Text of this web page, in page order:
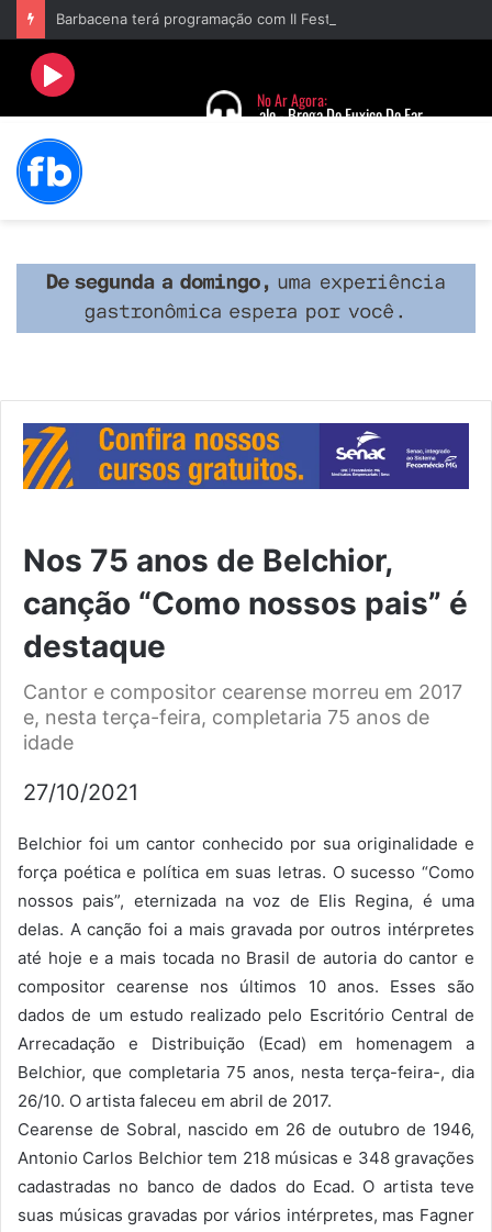
Nos 75 anos de Belchior,
canção “Como nossos pais” é
destaque
Cantor e compositor cearense morreu em 2017
e, nesta terça-feira, completaria 75 anos de
idade
27/10/2021
Belchior foi um cantor conhecido por sua originalidade e
força poética e política em suas letras. O sucesso “Como
nossos pais”, eternizada na voz de Elis Regina, é uma
delas. A canção foi a mais gravada por outros intérpretes
até hoje e a mais tocada no Brasil de autoria do cantor e
compositor cearense nos últimos 10 anos. Esses são
dados de um estudo realizado pelo Escritório Central de
Arrecadação e Distribuição (Ecad) em homenagem a
Belchior, que completaria 75 anos, nesta terça-feira-, dia
26/10. O artista faleceu em abril de 2017.
Cearense de Sobral, nascido em 26 de outubro de 1946,
Antonio Carlos Belchior tem 218 músicas e 348 gravações
cadastradas no banco de dados do Ecad. O artista teve
suas músicas gravadas por vários intérpretes, mas Fagner